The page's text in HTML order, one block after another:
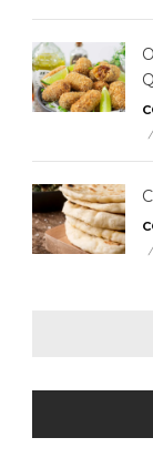
/
/